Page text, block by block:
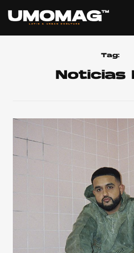
Home
Cover Story
Publicidad
Contacto
Tag:
Noticias